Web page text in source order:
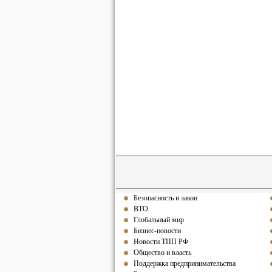
Безопасность и закон
ВТО
Глобальный мир
Бизнес-новости
Новости ТПП РФ
Общество и власть
Поддержка предпринимательства